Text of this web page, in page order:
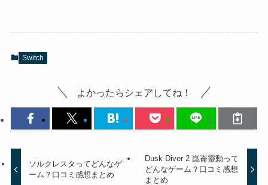
Switch
よかったらシェアしてね！
ソルクレスタってどんなゲ
ーム？口コミ感想まとめ
Dusk Diver 2 崑崙靈動って
どんなゲーム？口コミ感想
まとめ